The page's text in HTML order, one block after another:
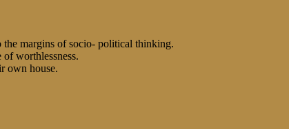
margins of socio- political thinking.
worthlessness.
own house.